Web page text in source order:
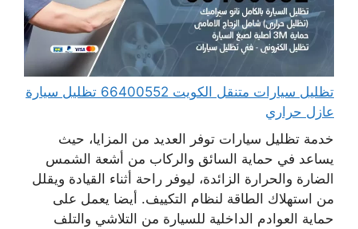
تظليل سيارات متنقل الكويت 66400552 تظليل سيارة
عازل حراري
خدمة تظليل سيارات توفر العديد من المزايا، حيث
يساعد في حماية السائق والركاب من أشعة الشمس
الضارة والحرارة الزائدة، ليوفر راحة أثناء القيادة ويقلل
من استهلاك الطاقة لنظام التكييف. أيضا يعمل على
حماية العوادم الداخلية للسيارة من التلاشي والتلف